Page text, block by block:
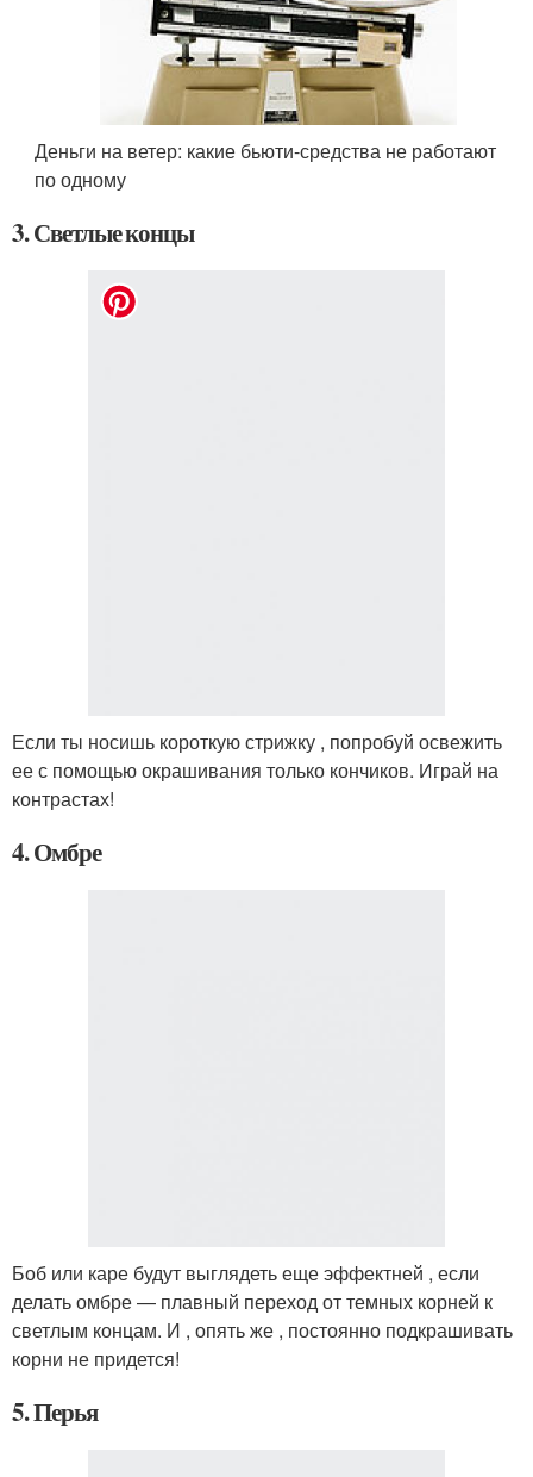
Деньги на ветер: какие бьюти-средства не работают
по одному
3. Светлые концы
Если ты носишь короткую стрижку , попробуй освежить
ее с помощью окрашивания только кончиков. Играй на
контрастах!
4. Омбре
Боб или каре будут выглядеть еще эффектней , если
делать омбре — плавный переход от темных корней к
светлым концам. И , опять же , постоянно подкрашивать
корни не придется!
5. Перья